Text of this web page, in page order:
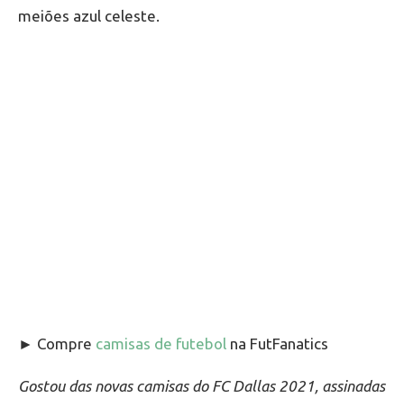
meiões azul celeste.
► Compre camisas de futebol na FutFanatics
Gostou das novas camisas do FC Dallas 2021, assinadas